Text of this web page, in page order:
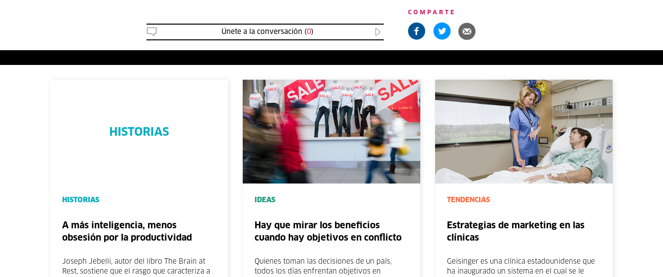
Únete a la conversación (0)
COMPARTE
HISTORIAS
A más inteligencia, menos
obsesión por la productividad
Joseph Jebelli, autor del libro The Brain at
Rest, sostiene que el rasgo que caracteriza a
IDEAS
Hay que mirar los beneficios
cuando hay objetivos en conflicto
Quienes toman las decisiones de un país,
todos los días enfrentan objetivos en
TENDENCIAS
Estrategias de marketing en las
clínicas
Geisinger es una clínica estadounidense que
ha inaugurado un sistema en el cual se le